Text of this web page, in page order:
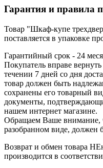
Гарантия и правила
Товар "Шкаф-купе
поставляется в упаковке
Гарантийный срок - 24
Покупатель вправе
течении 7 дней со дня
товар должен быть
сохранены его товарный
документы,
нашем интернет магазине.
Обращаем Ваше внимание,
разобранном виде, должен
Возврат и обмен товара
производится в